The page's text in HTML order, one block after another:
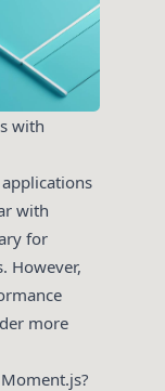
with
with
for
However,
more